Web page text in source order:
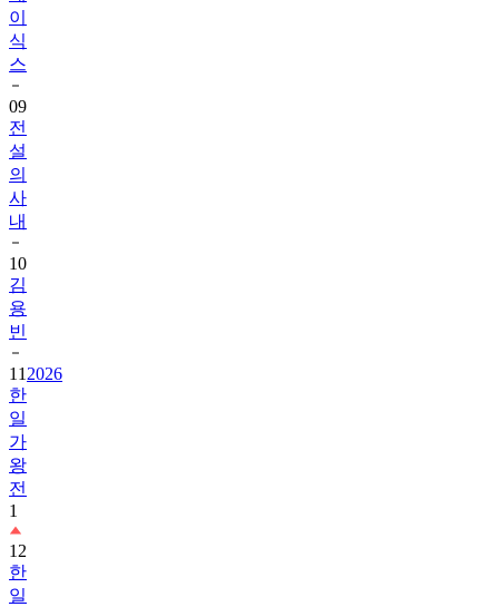
이
식
스
09
전
설
의
사
내
10
김
용
빈
11 2026
한
일
가
왕
전
1
12
한
일